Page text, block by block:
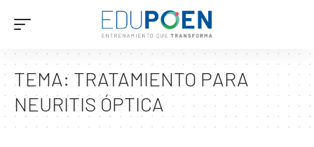
TEMA: TRATAMIENTO PARA
NEURITIS ÓPTICA